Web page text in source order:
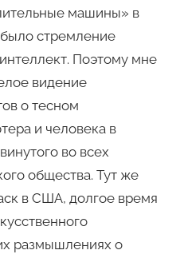
машины» в
стремление
Поэтому мне
видение
о тесном
и человека в
во всех
общества. Тут же
в США, долгое время
размышлениях о